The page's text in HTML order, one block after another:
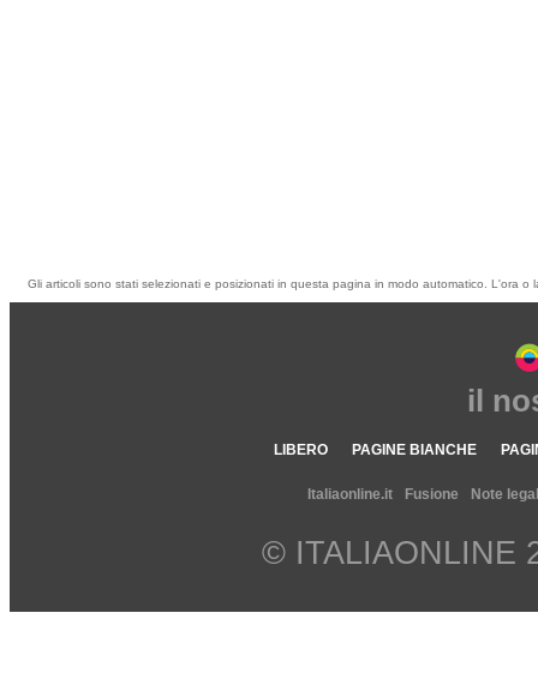
Gli articoli sono stati selezionati e posizionati in questa pagina in modo automatico. L'ora
il
LIBERO PAGINE BIANCHE
Italiaonline.it Fusione Note
© ITALIAONLINE